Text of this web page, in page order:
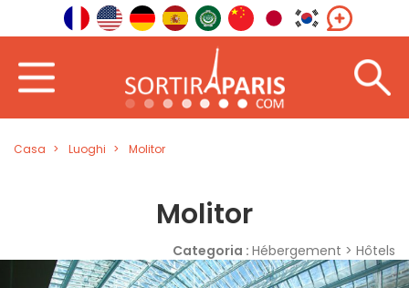
Casa Luoghi Molitor
Molitor
Categoria : Hébergement > Hôtels